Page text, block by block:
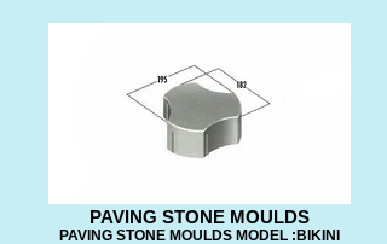
PAVING STONE MOULDS
PAVING STONE MOULDS MODEL :BIKINI